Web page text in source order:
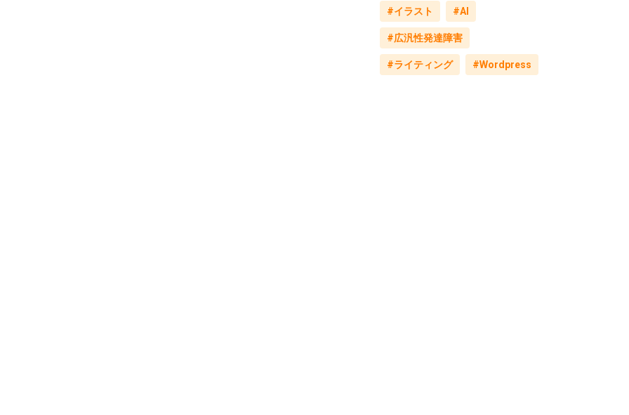
#イラスト #AI
#広汎性発達障害
#ライティング #Wordpress